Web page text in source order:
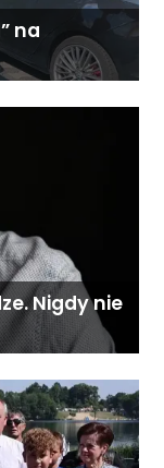
na
Nigdy nie